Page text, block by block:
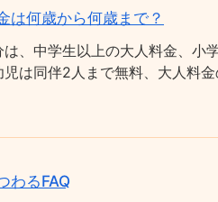
は何歳から何歳まで？
、中学生以上の大人料金、小
は同伴2人まで無料、大人料
わるFAQ